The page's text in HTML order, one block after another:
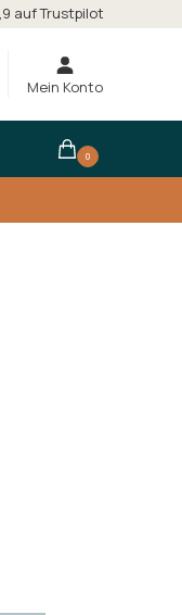
Trustpilot
Mein Konto
0